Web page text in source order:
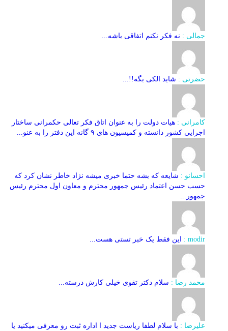
جمالی : نه فکر نکنم اتفاقی باشه...
حضرتی : شاید الکی بگه!!...
کامرانی : هیات دولت را به عنوان اتاق فکر تعالی حکمرانی ساختار
اجرایی کشور دانسته و کمیسیون های ۹ گانه این دفتر را به عنو...
احسانو : شایعه که بشه حتما خبری میشه نژاد خاطر نشان کرد که
حسب حسن اعتماد رئیس جمهور محترم و معاون اول محترم رئیس
جمهور...
modir : این فقط یک خبر تستی هست...
محمد رضا : سلام دکتر تقوی خیلی کارش درسته...
علیرضا : با سلام لطفا ریاست جدید ا اداره ثبت‌ رو معرفی میکنید یا